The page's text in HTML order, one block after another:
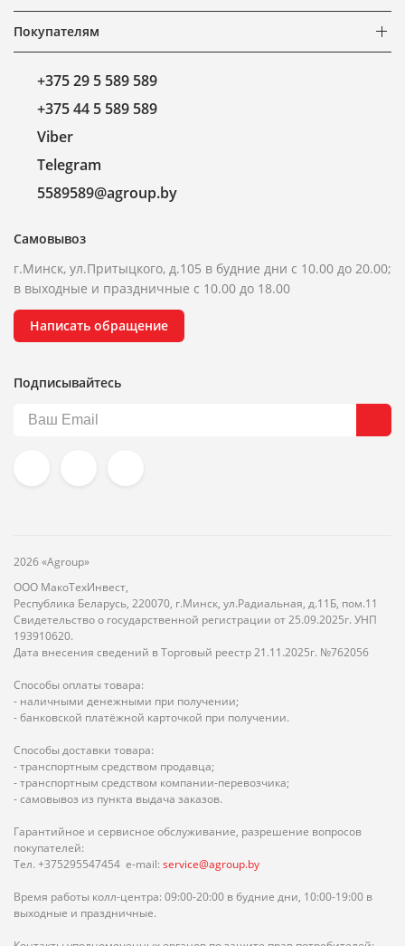
Покупателям
+375 29 5 589 589
+375 44 5 589 589
Viber
Telegram
5589589@agroup.by
Самовывоз
г.Минск, ул.Притыцкого, д.105 в будние дни с 10.00 до 20.00;
в выходные и праздничные с 10.00 до 18.00
Написать обращение
Подписывайтесь
2026 «Agroup»
ООО МакоТехИнвест,
Республика Беларусь, 220070, г.Минск, ул.Радиальная, д.11Б, пом.11
Свидетельство о государственной регистрации от 25.09.2025г. УНП
193910620.
Дата внесения сведений в Торговый реестр 21.11.2025г. №762056
Способы оплаты товара:
- наличными денежными при получении;
- банковской платёжной карточкой при получении.
Способы доставки товара:
- транспортным средством продавца;
- транспортным средством компании-перевозчика;
- самовывоз из пункта выдача заказов.
Гарантийное и сервисное обслуживание, разрешение вопросов
покупателей:
Тел. +375295547454 e-mail: service@agroup.by
Время работы колл-центра: 09:00-20:00 в будние дни, 10:00-19:00 в
выходные и праздничные.